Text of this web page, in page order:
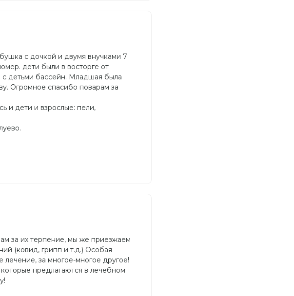
с дочкой и двумя внучками 7
дети были в восторге от
с детьми бассейн. Младшая была
Огромное спасибо поварам за
и дети и взрослые: пели,
за их терпение, мы же приезжаем
(ковид, грипп и т.д.) Особая
за многое-многое другое!
предлагаются в лечебном